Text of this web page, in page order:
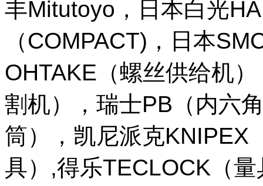
丰Mitutoyo，日本白光
（COMPACT)，日本
OHTAKE（螺丝供给机
割机），瑞士PB（内六
筒），凯尼派克KNIPEX
具）,得乐TECLOCK（